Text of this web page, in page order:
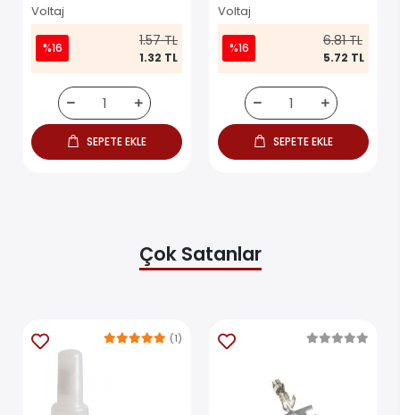
Voltaj
%16 1.57 TL
1.32 TL
SEPETE EKLE
Voltaj
%16 6.81 TL
5.72 TL
SEPETE EKLE
Çok Satanlar
(1)